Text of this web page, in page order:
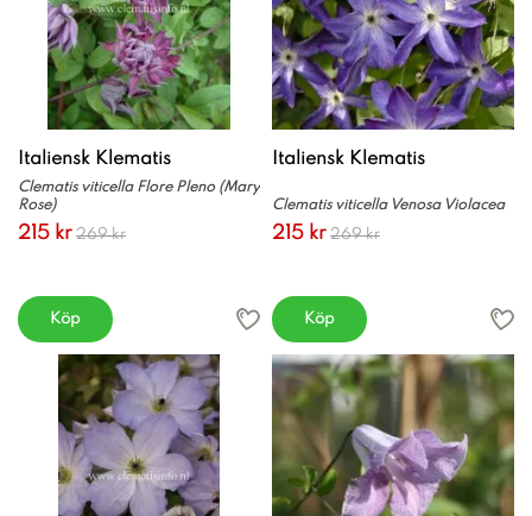
Italiensk Klematis
Clematis viticella Flore Pleno (Mary
Rose)
215 kr 269 kr
Köp
Italiensk Klematis
Clematis viticella Venosa Violacea
215 kr 269 kr
Köp